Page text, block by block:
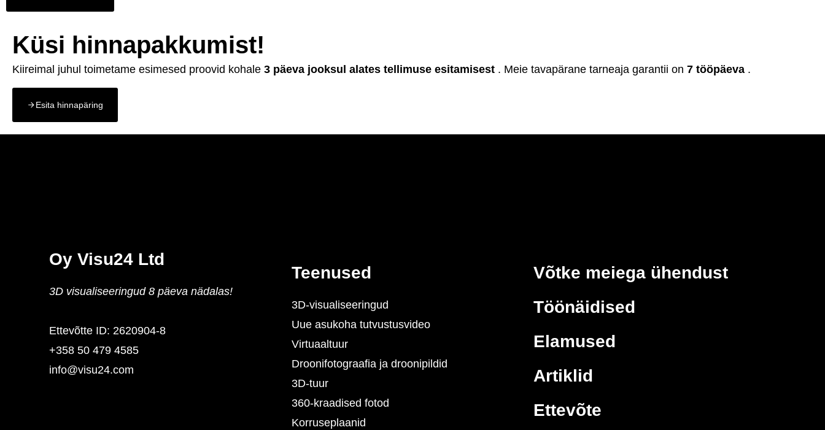
Küsi hinnapakkumist!
Kiireimal juhul toimetame esimesed proovid kohale 3 päeva jooksul alates tellimuse esitamisest . Meie tavapärane tarneaja garantii on 7 tööpäeva .
Esita hinnapäring
Oy Visu24 Ltd
3D visualiseeringud 8 päeva nädalas!
Ettevõtte ID: 2620904-8
+358 50 479 4585
info@visu24.com
Teenused
3D-visualiseeringud
Uue asukoha tutvustusvideo
Virtuaaltuur
Droonifotograafia ja droonipildid
3D-tuur
360-kraadised fotod
Korruseplaanid
Võtke meiega ühendust
Töönäidised
Elamused
Artiklid
Ettevõte